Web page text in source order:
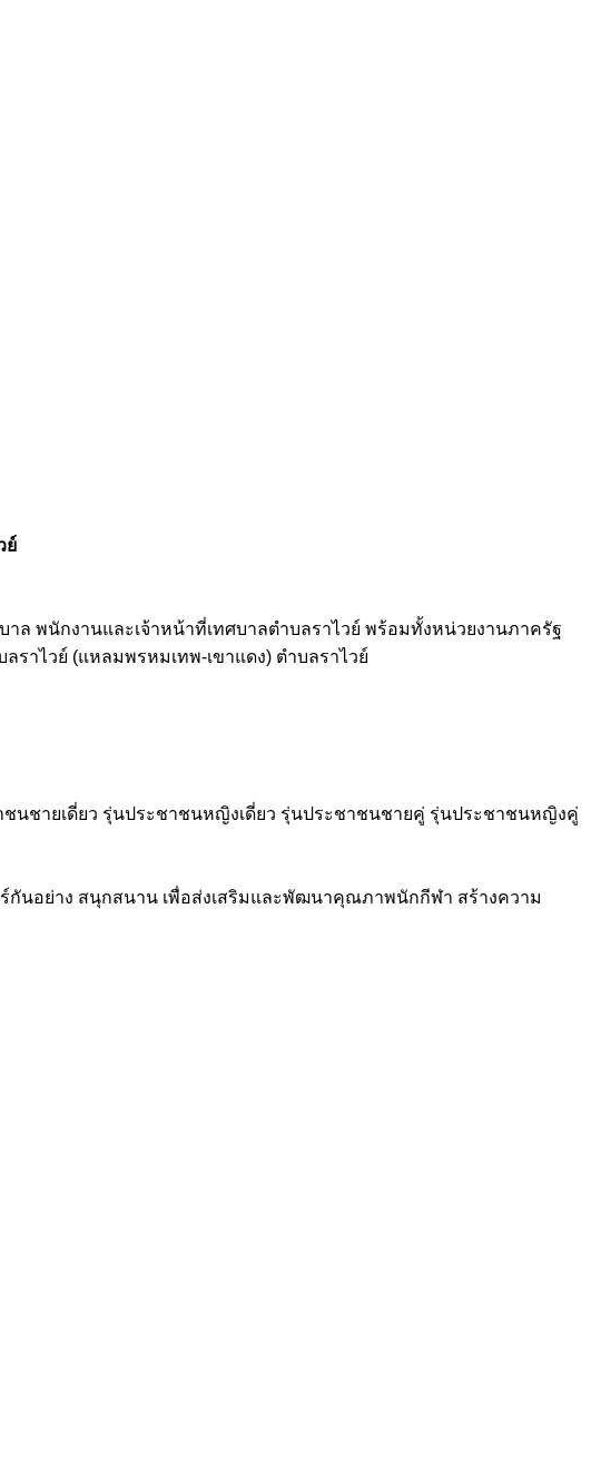
ย์
ล พนักงานและเจ้าหน้าที่เทศบาลตำบลราไวย์ พร้อมทั้งหน่วยงานภาครัฐ
าไวย์ (แหลมพรหมเทพ-เขาแดง) ตำบลราไวย์
ชนชายเดี่ยว รุ่นประชาชนหญิงเดี่ยว รุ่นประชาชนชายคู่ รุ่นประชาชนหญิงคู่
กันอย่าง สนุกสนาน เพื่อส่งเสริมและพัฒนาคุณภาพนักกีฬา สร้างความ